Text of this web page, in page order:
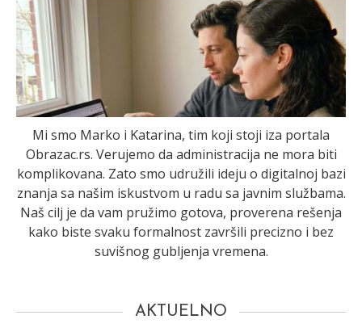
Mi smo Marko i Katarina, tim koji stoji iza portala
Obrazac.rs. Verujemo da administracija ne mora biti
komplikovana. Zato smo udružili ideju o digitalnoj bazi
znanja sa našim iskustvom u radu sa javnim službama.
Naš cilj je da vam pružimo gotova, proverena rešenja
kako biste svaku formalnost završili precizno i bez
suvišnog gubljenja vremena.
AKTUELNO